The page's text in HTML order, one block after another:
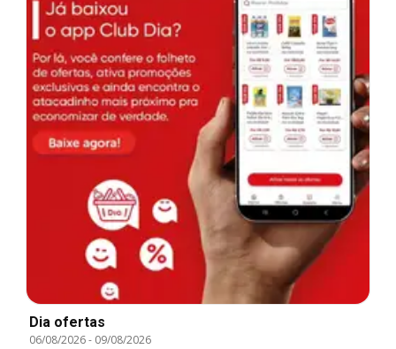
Dia ofertas
06/08/2026- 09/08/2026